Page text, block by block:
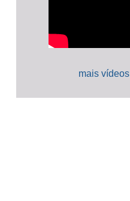
mais vídeos